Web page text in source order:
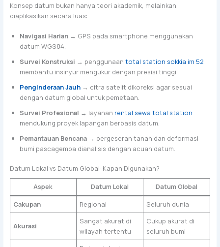
Konsep datum bukan hanya teori akademik, melainkan
diaplikasikan secara luas:
Navigasi Harian→ GPS pada smartphone menggunakan
datum WGS84.
Survei Konstruksi → penggunaan total station sokkia im 52
membantu insinyur mengukur dengan presisi tinggi.
Penginderaan Jauh→ citra satelit dikoreksi agar sesuai
dengan datum global untuk pemetaan.
Survei Profesional → layanan rental sewa total station
mendukung proyek lapangan berbasis datum.
Pemantauan Bencana→ pergeseran tanah dan deformasi
bumi pascagempa dianalisis dengan acuan datum.
Datum Lokal vs Datum Global: Kapan Digunakan?
Aspek Datum Lokal
Datum Global
Cakupan
Regional Seluruh dunia
Akurasi
Sangat akurat di
wilayah tertentu
Cukup akurat di
seluruh bumi